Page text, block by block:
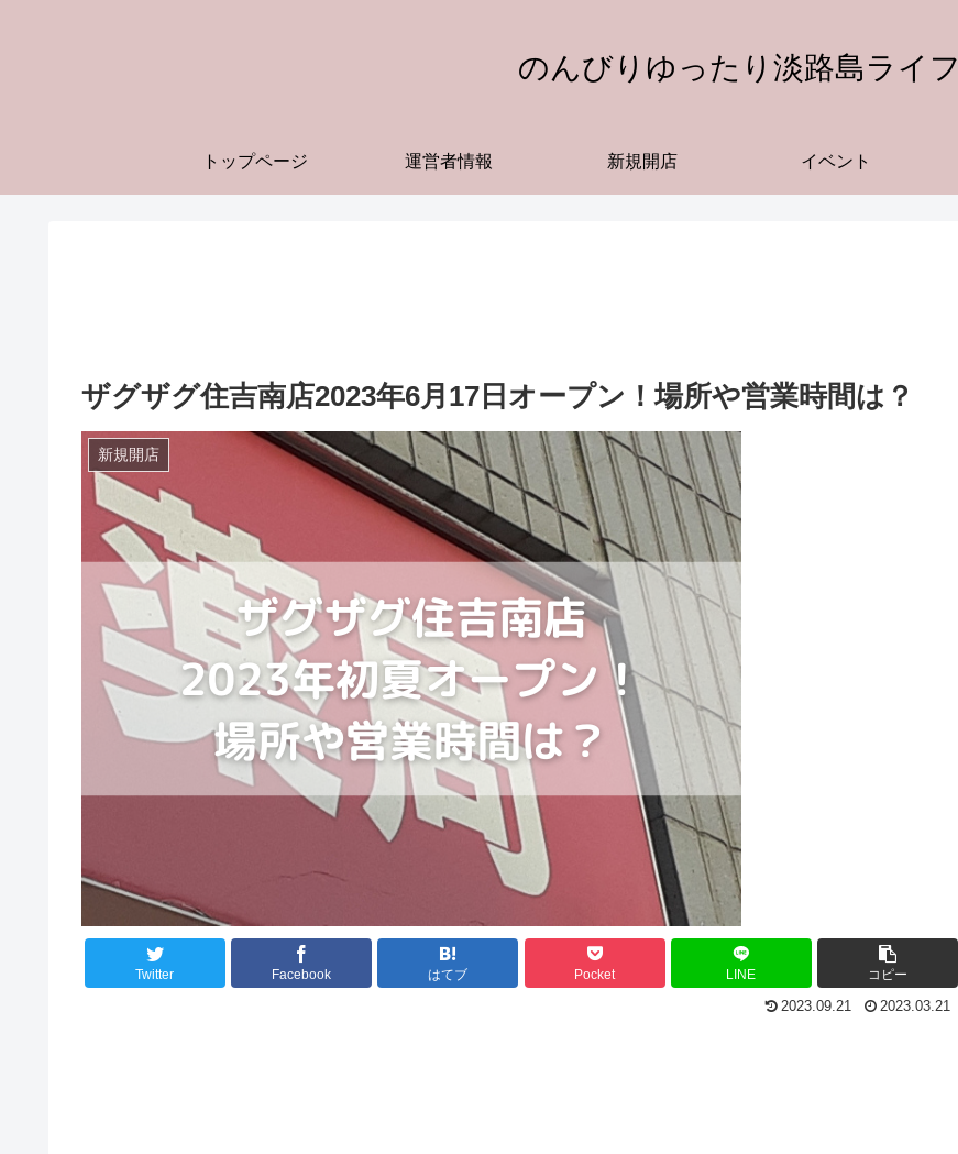
のんびりゆったり淡路島ライフ
トップページ 運営者情報 新規開店 イベント
ザグザグ住吉南店2023年6月17日オープン！場所や営業時間は？
新規開店
Twitter Facebook はてブ Pocket LINE コピー
2023.09.21 2023.03.21